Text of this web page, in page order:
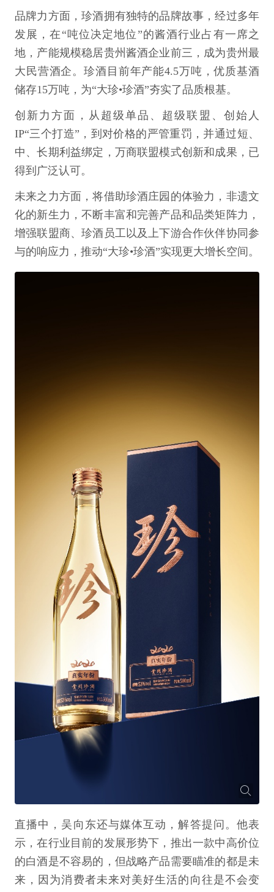
品牌力方面，珍酒拥有独特的品牌故事，经过多年
发展，在“吨位决定地位”的酱酒行业占有一席之
地，产能规模稳居贵州酱酒企业前三，成为贵州最
大民营酒企。珍酒目前年产能4.5万吨，优质基酒
储存15万吨，为“大珍•珍酒”夯实了品质根基。
创新力方面，从超级单品、超级联盟、创始人
IP“三个打造”，到对价格的严管重罚，并通过短、
中、长期利益绑定，万商联盟模式创新和成果，已
得到广泛认可。
未来之力方面，将借助珍酒庄园的体验力，非遗文
化的新生力，不断丰富和完善产品和品类矩阵力，
增强联盟商、珍酒员工以及上下游合作伙伴协同参
与的响应力，推动“大珍•珍酒”实现更大增长空间。
直播中，吴向东还与媒体互动，解答提问。他表
示，在行业目前的发展形势下，推出一款中高价位
的白酒是不容易的，但战略产品需要瞄准的都是未
来，因为消费者未来对美好生活的向往是不会变